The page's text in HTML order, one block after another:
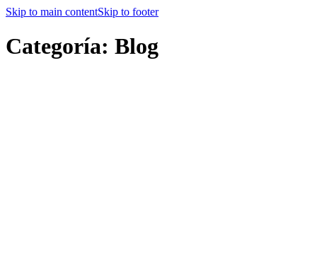
Skip to main contentSkip to footer
Categoría: Blog